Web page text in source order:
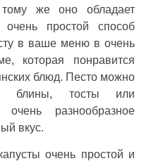
тому же оно обладает
простой способ
в ваше меню в очень
которая понравится
блюд. Песто можно
блины, тосты или
разнообразное
вкус.
очень простой и